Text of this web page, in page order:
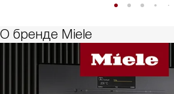
О бренде Miele